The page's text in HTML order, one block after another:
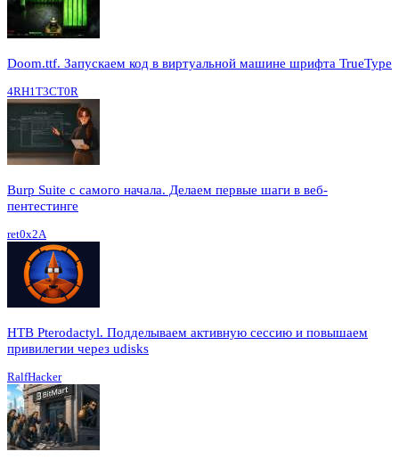
Doom.ttf. Запускаем код в виртуальной машине шрифта TrueType
4RH1T3CT0R
Burp Suite с самого начала. Делаем первые шаги в веб-
пентестинге
ret0x2A
HTB Pterodactyl. Подделываем активную сессию и повышаем
привилегии через udisks
RalfHacker